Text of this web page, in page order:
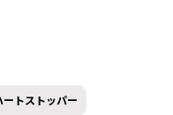
トストッパー